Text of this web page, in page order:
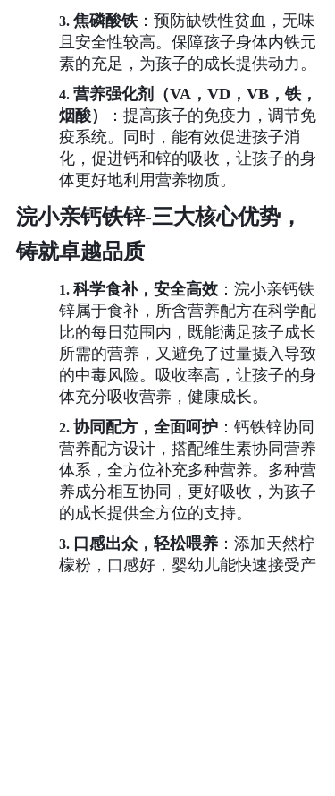
3. 焦磷酸铁：预防缺铁性贫血，无味
且安全性较高。保障孩子身体内铁元
素的充足，为孩子的成长提供动力。
4. 营养强化剂（VA，VD，VB，铁，
烟酸）
：提高孩子的免疫力，调节免
疫系统。同时，能有效促进孩子消
化，促进钙和锌的吸收，让孩子的身
体更好地利用营养物质。
浣小亲钙铁锌-三大核心优势，
铸就卓越品质
1. 科学食补，安全高效：浣小亲钙铁
锌属于食补，所含营养配方在科学配
比的每日范围内，既能满足孩子成长
所需的营养，又避免了过量摄入导致
的中毒风险。吸收率高，让孩子的身
体充分吸收营养，健康成长。
2. 协同配方，全面呵护：钙铁锌协同
营养配方设计，搭配维生素协同营养
体系，全方位补充多种营养。多种营
养成分相互协同，更好吸收，为孩子
的成长提供全方位的支持。
3. 口感出众，轻松喂养：添加天然柠
檬粉，口感好，婴幼儿能快速接受产